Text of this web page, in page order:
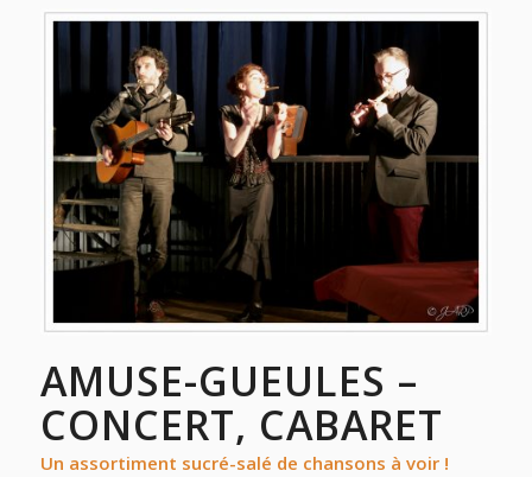
AMUSE-GUEULES –
CONCERT, CABARET
Un assortiment sucré-salé de chansons à voir !